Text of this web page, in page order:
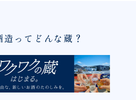
造ってどんな蔵？